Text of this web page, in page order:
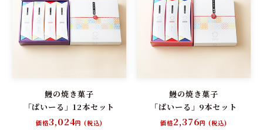
鰻の焼き菓子
「ぱいーる」12本セット
価格3,024円 (税込)
鰻の焼き菓子
「ぱいーる」9本セット
価格2,376円 (税込)